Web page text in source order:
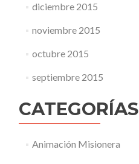
diciembre 2015
noviembre 2015
octubre 2015
septiembre 2015
CATEGORÍAS
Animación Misionera